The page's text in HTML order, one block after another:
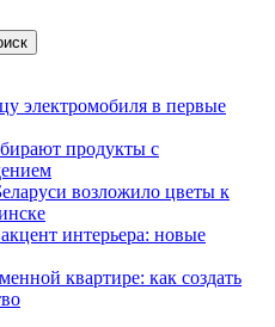
электромобиля в первые
продукты с
возложило цветы к
интерьера: новые
квартире: как создать